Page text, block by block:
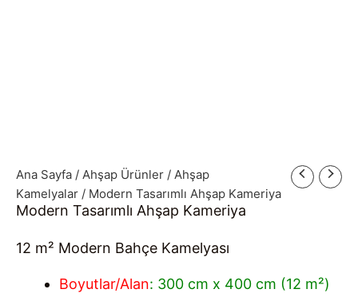
Ana Sayfa / Ahşap Ürünler / Ahşap
Kamelyalar / Modern Tasarımlı Ahşap Kameriya
Modern Tasarımlı Ahşap Kameriya
12 m² Modern Bahçe Kamelyası
Boyutlar/Alan: 300 cm x 400 cm (12 m²)